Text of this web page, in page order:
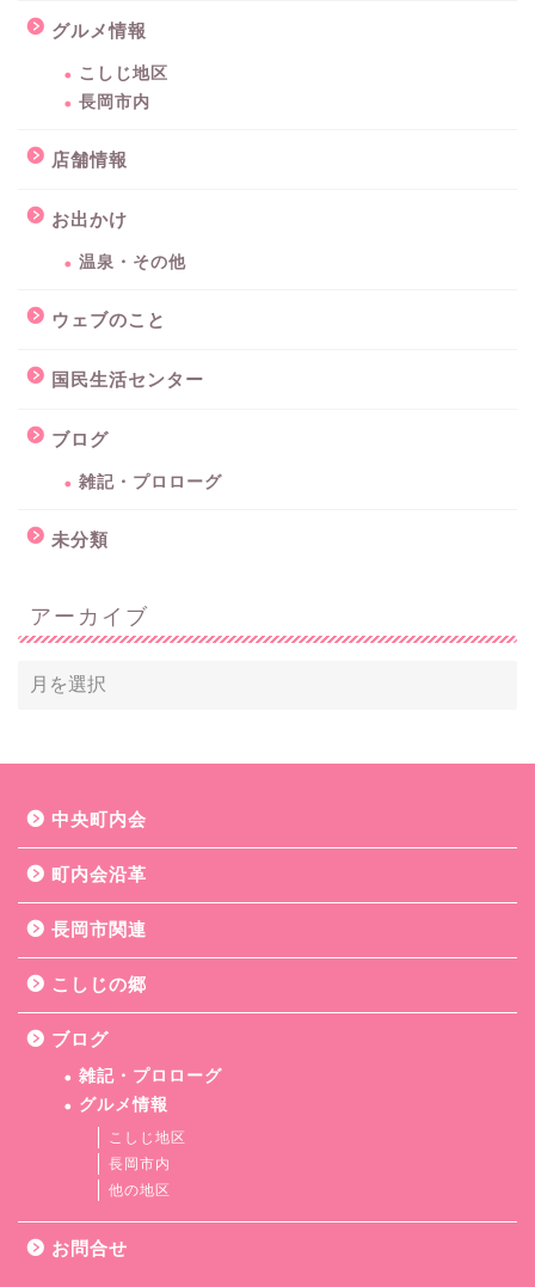
グルメ情報
こしじ地区
長岡市内
店舗情報
お出かけ
温泉・その他
ウェブのこと
国民生活センター
ブログ
雑記・プロローグ
未分類
アーカイブ
中央町内会
町内会沿革
長岡市関連
こしじの郷
ブログ
雑記・プロローグ
グルメ情報
こしじ地区
長岡市内
他の地区
お問合せ